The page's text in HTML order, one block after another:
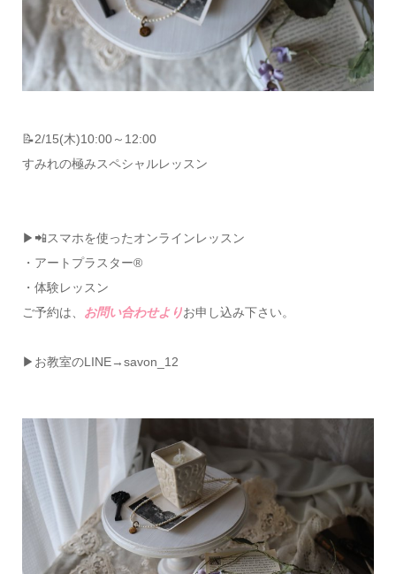
📝2/15(木)10:00～12:00
すみれの極みスペシャルレッスン
▶📲スマホを使ったオンラインレッスン
・アートプラスター®
・体験レッスン
ご予約は、 お問い合わせよりお申し込み下さい。
▶お教室のLINE→savon_12